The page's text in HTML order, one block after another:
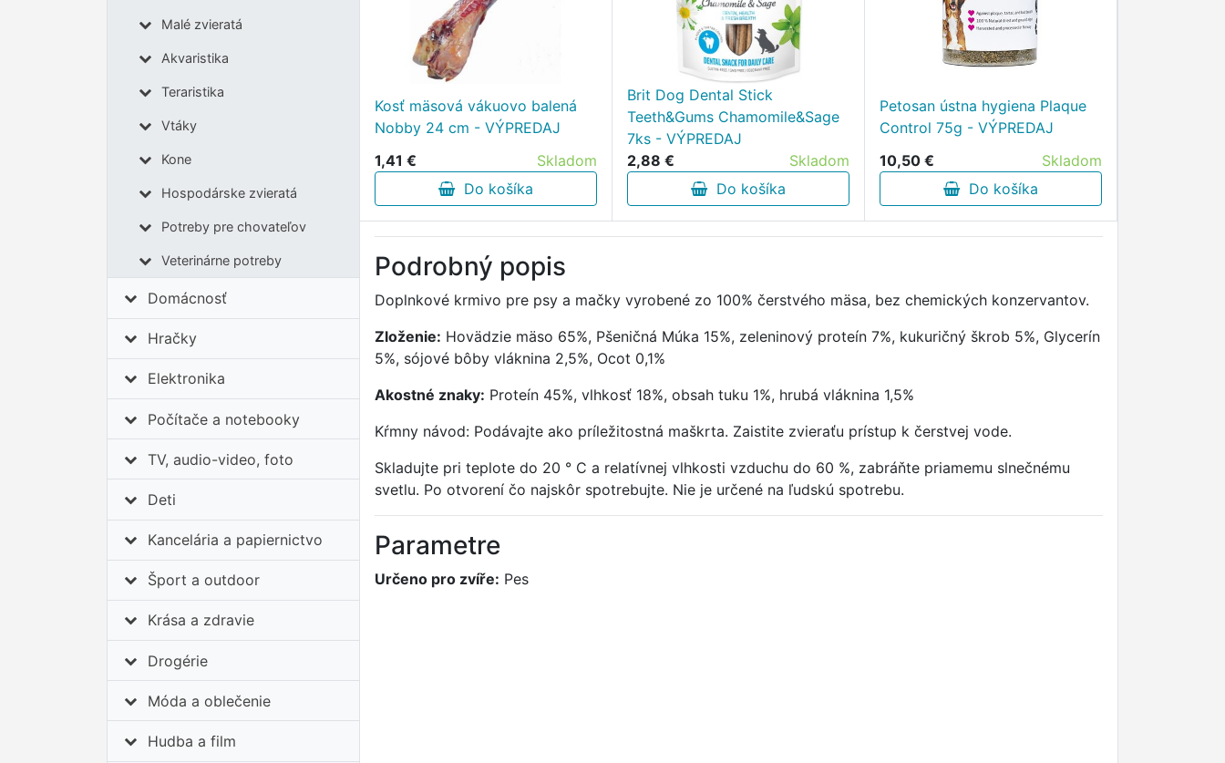
Malé zvieratá
Akvaristika
Teraristika
Vtáky
Kone
Hospodárske zvieratá
Potreby pre chovateľov
Veterinárne potreby
Domácnosť
Hračky
Elektronika
Počítače a notebooky
TV, audio-video, foto
Deti
Kancelária a papiernictvo
Šport a outdoor
Krása a zdravie
Drogérie
Móda a oblečenie
Hudba a film
Kosť mäsová vákuovo balená
Nobby 24 cm - VÝPREDAJ
1,41 €
Skladom
Do košíka
Brit Dog Dental Stick
Teeth&Gums Chamomile&Sage
7ks - VÝPREDAJ
2,88 €
Skladom
Do košíka
Petosan ústna hygiena Plaque
Control 75g - VÝPREDAJ
10,50 €
Skladom
Do košíka
Podrobný popis
Doplnkové krmivo pre psy a mačky vyrobené zo 100% čerstvého mäsa, bez chemických konzervantov.
Zloženie: Hovädzie mäso 65%, Pšeničná Múka 15%, zeleninový proteín 7%, kukuričný škrob 5%, Glycerín
5%, sójové bôby vláknina 2,5%, Ocot 0,1%
Akostné znaky: Proteín 45%, vlhkosť 18%, obsah tuku 1%, hrubá vláknina 1,5%
Kŕmny návod: Podávajte ako príležitostná maškrta. Zaistite zvieraťu prístup k čerstvej vode.
Skladujte pri teplote do 20 ° C a relatívnej vlhkosti vzduchu do 60 %, zabráňte priamemu slnečnému
svetlu. Po otvorení čo najskôr spotrebujte. Nie je určené na ľudskú spotrebu.
Parametre
Určeno pro zvíře: Pes